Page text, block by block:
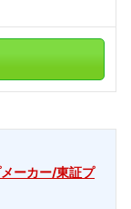
ーカー/東証プ